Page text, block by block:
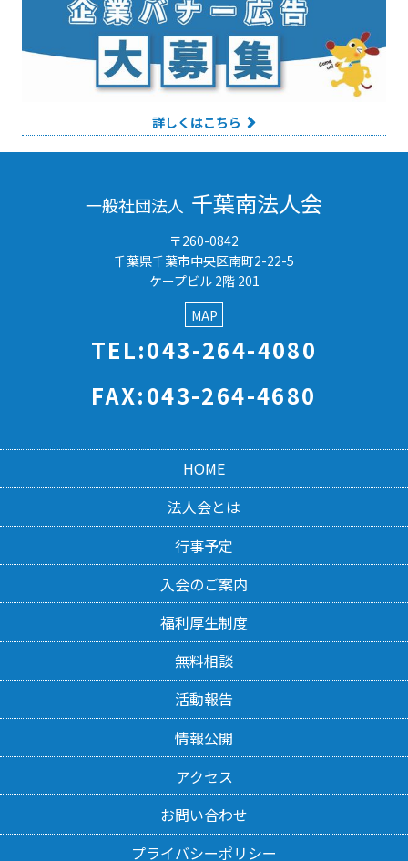
詳しくはこちら
一般社団法人 千葉南法人会
〒260-0842
千葉県千葉市中央区南町2-22-5
ケープビル 2階 201
MAP
TEL:043-264-4080
FAX:043-264-4680
HOME
法人会とは
行事予定
入会のご案内
福利厚生制度
無料相談
活動報告
情報公開
アクセス
お問い合わせ
プライバシーポリシー